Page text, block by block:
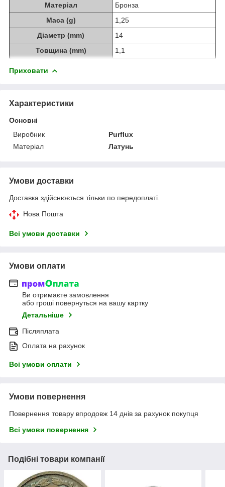
Матеріал
Бронза
Маса (g)
1,25
Діаметр (mm)
14
Товщина (mm)
1,1
Приховати
Характеристики
Основні
Виробник
Purflux
Матеріал
Латунь
Умови доставки
Доставка здійснюється тільки по передоплаті.
Нова Пошта
Всі умови доставки
Умови оплати
Ви отримаєте замовлення
або гроші повернуться на вашу картку
Детальніше
Післяплата
Оплата на рахунок
Всі умови оплати
Умови повернення
Повернення товару впродовж 14 днів за рахунок покупця
Всі умови повернення
Подібні товари компанії